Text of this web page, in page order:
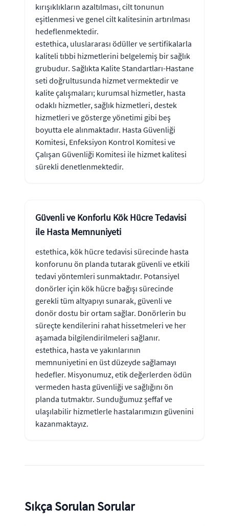
kırışıklıkların azaltılması, cilt tonunun
eşitlenmesi ve genel cilt kalitesinin artırılması
hedeflenmektedir.
estethica, uluslararası ödüller ve sertifikalarla
kaliteli tıbbi hizmetlerini belgelemiş bir sağlık
grubudur. Sağlıkta Kalite Standartları-Hastane
seti doğrultusunda hizmet vermektedir ve
kalite çalışmaları; kurumsal hizmetler, hasta
odaklı hizmetler, sağlık hizmetleri, destek
hizmetleri ve gösterge yönetimi gibi beş
boyutta ele alınmaktadır. Hasta Güvenliği
Komitesi, Enfeksiyon Kontrol Komitesi ve
Çalışan Güvenliği Komitesi ile hizmet kalitesi
sürekli denetlenmektedir.
Güvenli ve Konforlu Kök Hücre Tedavisi
ile Hasta Memnuniyeti
estethica, kök hücre tedavisi sürecinde hasta
konforunu ön planda tutarak güvenli ve etkili
tedavi yöntemleri sunmaktadır. Potansiyel
donörler için kök hücre bağışı sürecinde
gerekli tüm altyapıyı sunarak, güvenli ve
donör dostu bir ortam sağlar. Donörlerin bu
süreçte kendilerini rahat hissetmeleri ve her
aşamada bilgilendirilmeleri sağlanır.
estethica, hasta ve yakınlarının
memnuniyetini en üst düzeyde sağlamayı
hedefler. Misyonumuz, etik değerlerden ödün
vermeden hasta güvenliği ve sağlığını ön
planda tutmaktır. Sunduğumuz şeffaf ve
ulaşılabilir hizmetlerle hastalarımızın güvenini
kazanmaktayız.
Sıkça Sorulan Sorular